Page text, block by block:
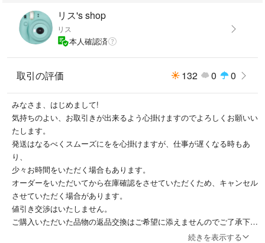
リス's shop
リス
本人確認済
取引の評価 132 0 0
みなさま、はじめまして!
気持ちのよい、お取引きが出来るよう心掛けますのでよろしくお願いい
たします。
発送はなるべくスムーズにをを心掛けますが、仕事が遅くなる時もあ
り、
少々お時間をいただく場合もあります。
オーダーをいただいてから在庫確認をさせていただくため、キャンセル
させていただく場合があります。
値引き交渉はいたしません。
ご購入いただいた品物の返品交換はご希望に添えませんのでご了承下さ
続きを表示する